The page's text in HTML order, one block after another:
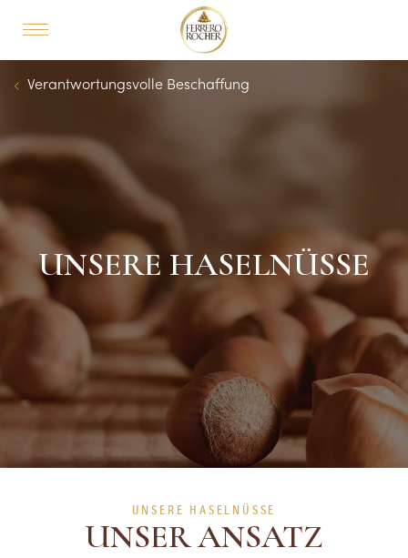
MAIN NAVIGATION
Breadcrumb
Verantwortungsvolle Beschaffung
UNSERE HASELNÜSSE
UNSERE HASELNÜSSE
UNSER ANSATZ